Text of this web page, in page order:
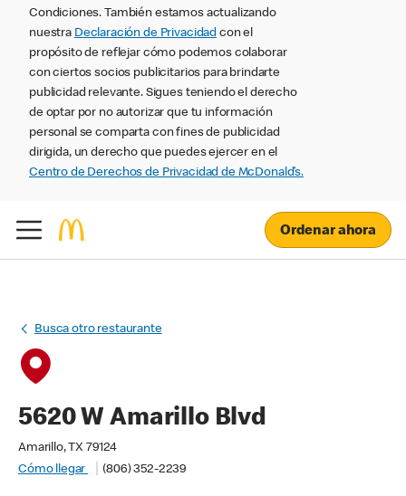
Condiciones. También estamos actualizando
nuestra Declaración de Privacidad con el
propósito de reflejar cómo podemos colaborar
con ciertos socios publicitarios para brindarte
publicidad relevante. Sigues teniendo el derecho
de optar por no autorizar que tu información
personal se comparta con fines de publicidad
dirigida, un derecho que puedes ejercer en el
Centro de Derechos de Privacidad de McDonald’s.
Ordenar ahora
Busca otro restaurante
5620 W Amarillo Blvd
Amarillo, TX 79124
Cómo llegar
(806) 352-2239